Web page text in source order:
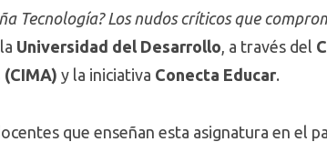
Tecnología? Los nudos críticos que
Universidad del Desarrollo, a través del
y la iniciativa Conecta Educar.
que enseñan esta asignatura en el